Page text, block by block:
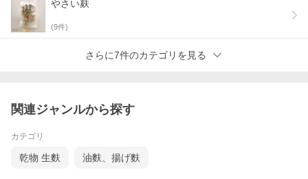
やさい麸
(9件)
さらに7件のカテゴリを見る
関連ジャンルから探す
カテゴリ
乾物 生麩 油麩、揚げ麩